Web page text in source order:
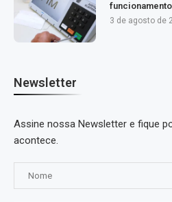
3 de agosto de
Newsletter
Assine nossa Newsletter e fique
acontece.